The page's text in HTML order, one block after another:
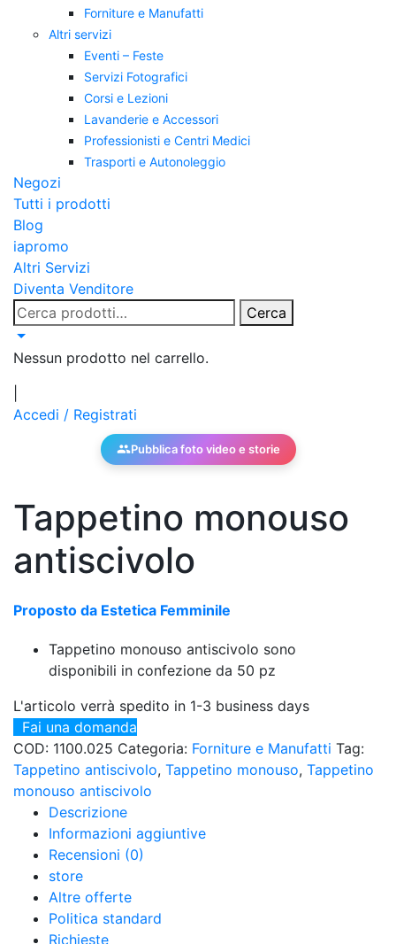
Forniture e Manufatti
Altri servizi
Eventi – Feste
Servizi Fotografici
Corsi e Lezioni
Lavanderie e Accessori
Professionisti e Centri Medici
Trasporti e Autonoleggio
Negozi
Tutti i prodotti
Blog
iapromo
Altri Servizi
Diventa Venditore
Cerca:
Cerca
Nessun prodotto nel carrello.
Accedi / Registrati
Pubblica foto video e storie
Tappetino monouso
antiscivolo
Proposto da Estetica Femminile
Tappetino monouso antiscivolo sono
disponibili in confezione da 50 pz
L'articolo verrà spedito in 1-3 business days
Fai una domanda
COD: 1100.025 Categoria: Forniture e Manufatti Tag:
Tappetino antiscivolo, Tappetino monouso, Tappetino
monouso antiscivolo
Descrizione
Informazioni aggiuntive
Recensioni (0)
store
Altre offerte
Politica standard
Richieste